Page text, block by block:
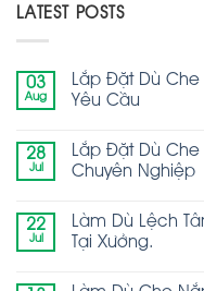
LATEST POSTS
03
Aug
Lắp Đặt Dù
Yêu Cầu
28
Jul
Lắp Đặt Dù
Chuyên Nghiệp
22
Jul
Làm Dù Lệch
Tại Xưởng.